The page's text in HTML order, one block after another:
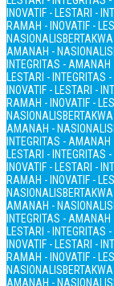
INOVATIF - LESTARI -
RAMAH - INOVATIF -
NASIONALIS
AMANAH - NASIONALIS
INTEGRITAS -
LESTARI - INTEGRITAS
INOVATIF - LESTARI -
RAMAH - INOVATIF -
NASIONALIS
AMANAH - NASIONALIS
INTEGRITAS -
LESTARI - INTEGRITAS
INOVATIF - LESTARI -
RAMAH - INOVATIF -
NASIONALIS
AMANAH - NASIONALIS
INTEGRITAS -
LESTARI - INTEGRITAS
INOVATIF - LESTARI -
RAMAH - INOVATIF -
NASIONALIS
AMANAH - NASIONALIS